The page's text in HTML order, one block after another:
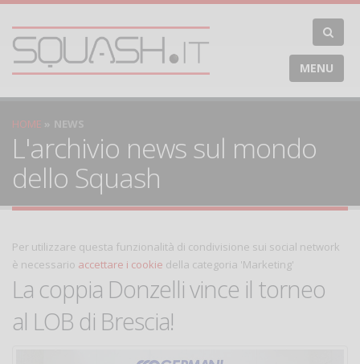
MENU
HOME NEWS
L'archivio news sul mondo
dello Squash
Per utilizzare questa funzionalità di condivisione sui social network
è necessario accettare i cookie della categoria 'Marketing'
La coppia Donzelli vince il torneo
al LOB di Brescia!